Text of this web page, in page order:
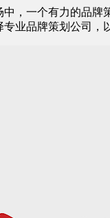
，一个有力的品
业品牌策划公司，